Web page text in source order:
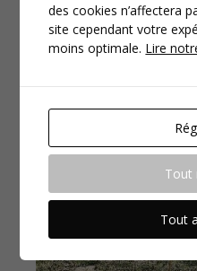
des cookies n’affectera
site cependant votre
moins optimale. Lire
Tout
Tout